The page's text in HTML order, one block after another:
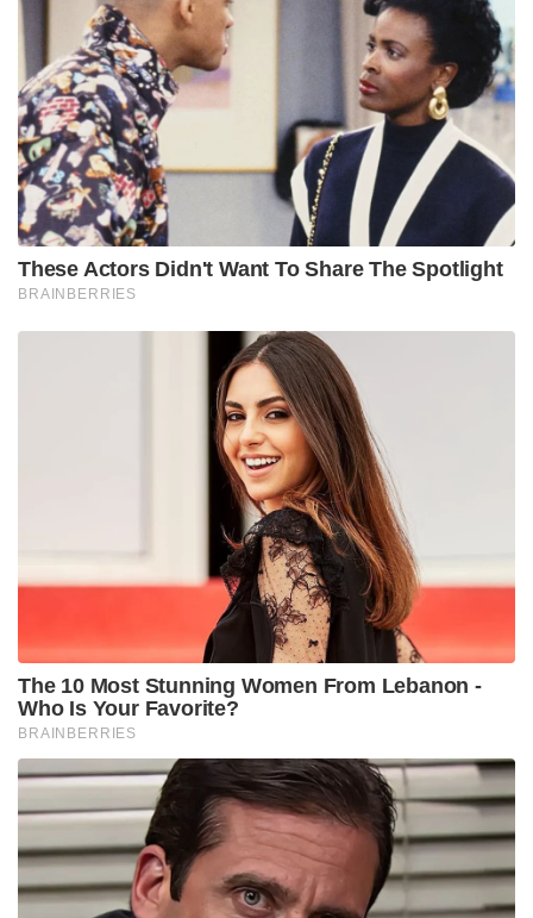
സഹോദരിമാരെന്ന് അറിയപ്പെടുന്ന ഇന്ത്യയുടെ
കിഴക്കൻ ഭാഗം. അതു കരയാൽ മാത്രം ചുറ്റപ്പെട്ട
ഇന്ത്യയുടെ പ്രദേശമാണ്. അവർക്ക് കടലുമായി
ബന്ധപ്പെടാൻ മാർഗമില്ല. ഇതൊരു വലിയ
അവസരമാണ് ചൈനീസ് സമ്പദ്‌വ്യവസ്ഥ
വിപുലമാക്കാൻ ഇതിനെ ഉപയോഗിക്കാം. ഈ
അവസരം മുതലാക്കി ഉപയോഗപ്പെടുത്തണം.
ബംഗ്ലാദേശില്‍നിന്ന് നിങ്ങൾക്ക് എവിടേക്കും
പോകാനാകും. ഈ മേഖലയിലെ സമുദ്രത്തിന്റെ
കാവലാൾ ഞങ്ങളാണ്. ഇതു വലിയ അവസരങ്ങളാണ്
നിർമാണങ്ങളും ഉത്പാദനവും വിപണവും നടത്താം.
ചൈനയിലേക്ക് പലതും കൊണ്ടുപോകാം.
അവിടെനിന്ന് പലതും ലോകത്തിനു നൽകാം’
എന്നായിരുന്നു യൂനുസിന്റെ പരാമർശം.
യൂനുസിന്റെ പരാമർശം വലിയ വിവാദത്തിന്
വഴിവെച്ചിട്ടുണ്ട്. ചൈനയുമായി കൂടുതൽ അടുത്ത്
നിക്ഷേപങ്ങൾ നേടിയെടുക്കുന്നതിനാണ് യൂനുസ് ഈ
ശ്രമം നടത്തിയതെന്ന് വിലയിരുത്തപ്പെടുന്നു.ടീസ്റ്റ
നദീജല പദ്ധതിയിലേക്കും ബംഗ്ലാദേശ് ചൈനയെ
ക്ഷണിച്ചു. പുറത്താക്കപ്പെട്ട ഹസീന ഭരണകൂടം
ഇന്ത്യയെയാണ് ഈ പദ്ധതിയ്ക്കായി ക്ഷണിച്ചിരുന്നത്
Tags: bangladesh